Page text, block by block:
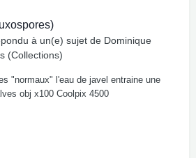
à un(e) sujet de Dominique
(Collections)
"normaux" l'eau de javel entraine une
obj x100 Coolpix 4500